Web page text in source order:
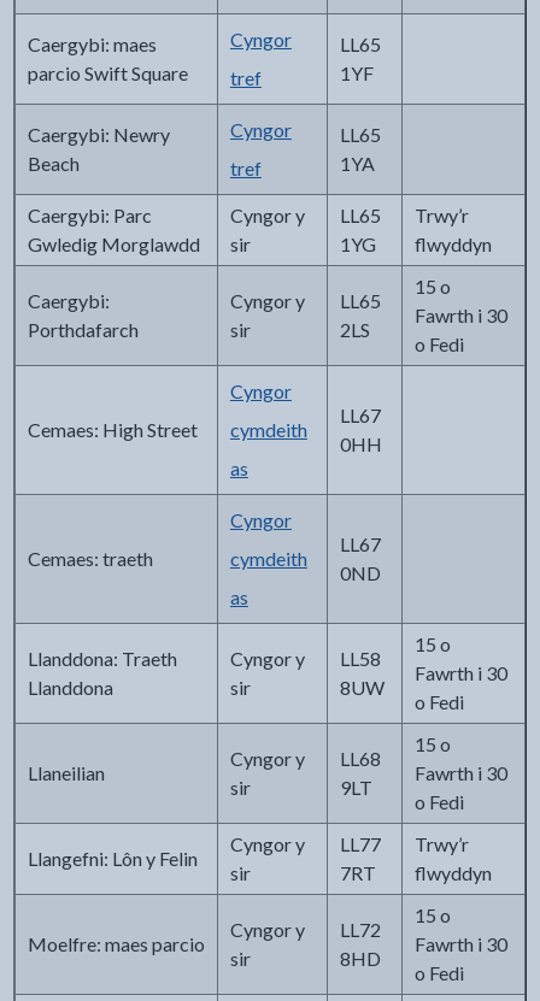
Caergybi: maes
parcio Swift Square
Cyngor
tref
LL65
1YF
Caergybi: Newry
Beach
Cyngor
tref
LL65
1YA
Caergybi: Parc
Gwledig Morglawdd
Cyngor y
sir
LL65
1YG
Trwy’r
flwyddyn
Caergybi:
Porthdafarch
Cyngor y
sir
LL65
2LS
15 o
Fawrth i 30
o Fedi
Cemaes: High Street
Cyngor
cymdeith
as
LL67
0HH
Cemaes: traeth
Cyngor
cymdeith
as
LL67
0ND
Llanddona: Traeth
Llanddona
Cyngor y
sir
LL58
8UW
15 o
Fawrth i 30
o Fedi
Llaneilian
Cyngor y
sir
LL68
9LT
15 o
Fawrth i 30
o Fedi
Llangefni: Lôn y Felin
Cyngor y
sir
LL77
7RT
Trwy’r
flwyddyn
Moelfre: maes parcio
Cyngor y
sir
LL72
8HD
15 o
Fawrth i 30
o Fedi